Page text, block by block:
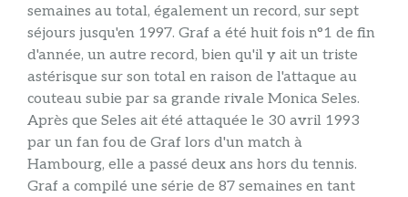
semaines au total, également un record, sur sept
séjours jusqu'en 1997. Graf a été huit fois n°1 de fin
d'année, un autre record, bien qu'il y ait un triste
astérisque sur son total en raison de l'attaque au
couteau subie par sa grande rivale Monica Seles.
Après que Seles ait été attaquée le 30 avril 1993
par un fan fou de Graf lors d'un match à
Hambourg, elle a passé deux ans hors du tennis.
Graf a compilé une série de 87 semaines en tant